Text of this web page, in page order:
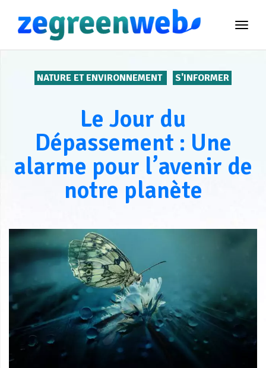
NATURE ET ENVIRONNEMENT S'INFORMER
Le Jour du
Dépassement : Une
alarme pour l’avenir de
notre planète